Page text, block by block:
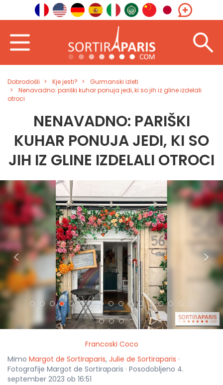
Dobrodošli Kje jesti?
Gurmanski izleti
Nenavadno: pariški kuhar ponuja jedi, ki so jih iz gline izdelali
otroci
NENAVADNO: PARIŠKI
KUHAR PONUJA JEDI, KI SO
JIH IZ GLINE IZDELALI OTROCI
< >
Francoski Coco
Mimo Margot de Sortiraparis, Julie de Sortiraparis ·
Fotografije Margot de Sortiraparis · Posodobljeno 4.
september 2023 ob 16:51